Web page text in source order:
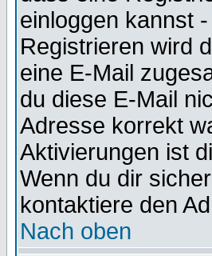
einloggen kannst
Registrieren wird
eine E-Mail
du diese E-Mail
Adresse korrekt
Aktivierungen ist
Wenn du dir
kontaktiere den
Nach oben